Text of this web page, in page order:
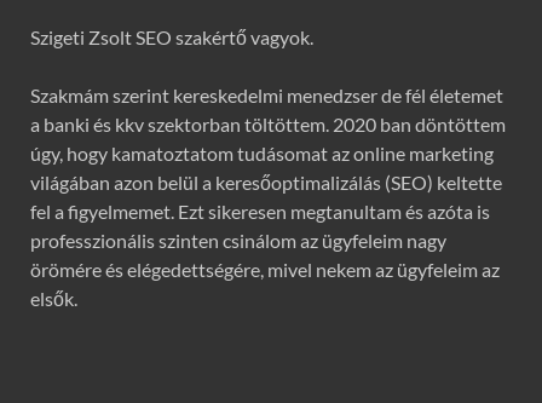
Szigeti Zsolt SEO szakértő vagyok.
Szakmám szerint kereskedelmi menedzser de fél életemet
a banki és kkv szektorban töltöttem. 2020 ban döntöttem
úgy, hogy kamatoztatom tudásomat az online marketing
világában azon belül a keresőoptimalizálás (SEO) keltette
fel a figyelmemet. Ezt sikeresen megtanultam és azóta is
professzionális szinten csinálom az ügyfeleim nagy
örömére és elégedettségére, mivel nekem az ügyfeleim az
elsők.